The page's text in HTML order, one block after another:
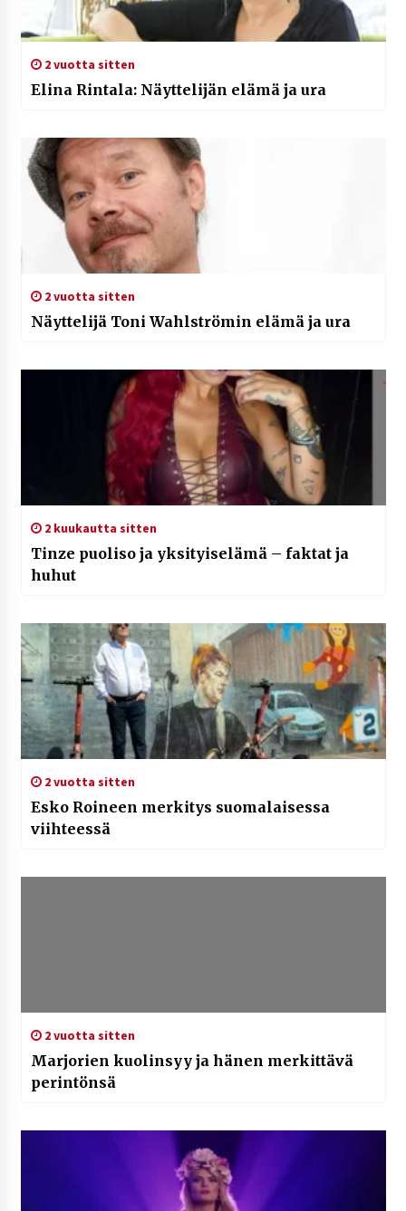
2 vuotta sitten
Elina Rintala: Näyttelijän elämä ja ura
2 vuotta sitten
Näyttelijä Toni Wahlströmin elämä ja ura
2 kuukautta sitten
Tinze puoliso ja yksityiselämä – faktat ja
huhut
2 vuotta sitten
Esko Roineen merkitys suomalaisessa
viihteessä
2 vuotta sitten
Marjorien kuolinsyy ja hänen merkittävä
perintönsä